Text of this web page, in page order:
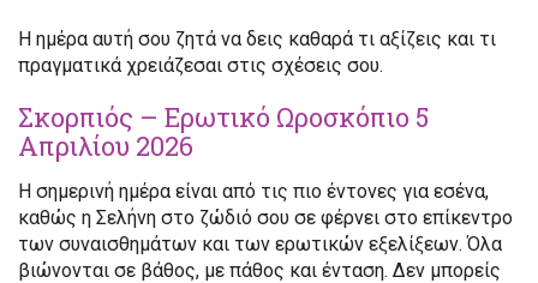
Η ημέρα αυτή σου ζητά να δεις καθαρά τι αξίζεις και τι
πραγματικά χρειάζεσαι στις σχέσεις σου.
Σκορπιός – Ερωτικό Ωροσκόπιο 5
Απριλίου 2026
Η σημερινή ημέρα είναι από τις πιο έντονες για εσένα,
καθώς η Σελήνη στο ζώδιό σου σε φέρνει στο επίκεντρο
των συναισθημάτων και των ερωτικών εξελίξεων. Όλα
βιώνονται σε βάθος, με πάθος και ένταση. Δεν μπορείς